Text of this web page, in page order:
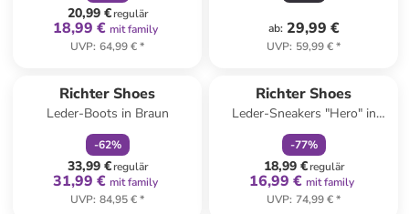
20,99 €regulär
18,99 € mit family
UVP: 64,99 €*
ab: 29,99 €
UVP: 59,99 €*
Richter Shoes
Leder-Boots in Braun
-62%
33,99 €regulär
31,99 € mit family
UVP: 84,95 €*
Richter Shoes
Leder-Sneakers "Hero" in
Dunkelblau/ Grün
-77%
18,99 €regulär
16,99 € mit family
UVP: 74,99 €*